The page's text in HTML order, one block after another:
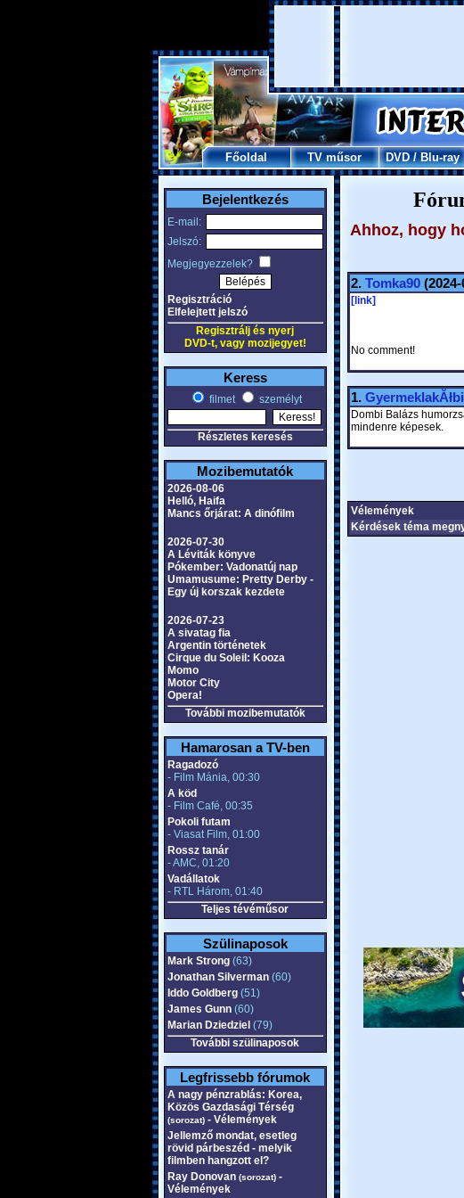
Főoldal TV műsor DVD/Blu-ray
Bejelentkezés
E-mail:
Jelszó:
Megjegyezzelek?
Regisztráció
Elfelejtett jelszó
Regisztrálj és nyerj
DVD-t, vagy mozijegyet!
Keress
filmet személyt
Részletes keresés
Mozibemutatók
2026-08-06
Helló, Haifa
Mancs őrjárat: A dinófilm
2026-07-30
A Léviták könyve
Pókember: Vadonatúj nap
Umamusume: Pretty Derby -
Egy új korszak kezdete
2026-07-23
A sivatag fia
Argentin történetek
Cirque du Soleil: Kooza
Momo
Motor City
Opera!
További mozibemutatók
Hamarosan a TV-ben
Ragadozó
- Film Mánia, 00:30
A köd
- Film Café, 00:35
Pokoli futam
- Viasat Film, 01:00
Rossz tanár
- AMC, 01:20
Vadállatok
- RTL Három, 01:40
Teljes tévéműsor
Szülinaposok
Mark Strong(63)
Jonathan Silverman(60)
Iddo Goldberg(51)
James Gunn(60)
Marian Dziedziel (79)
További szülinaposok
Legfrissebb fórumok
A nagy pénzrablás: Korea,
Közös Gazdasági Térség
(sorozat)- Vélemények
Jellemző mondat, esetleg
rövid párbeszéd - melyik
filmben hangzott el?
Ray Donovan (sorozat)-
Vélemények
Ahhoz, hogy
2. Tomka90(2024-
[link]
No comment!
1.
Dombi Balázs
mindenre képesek.
Vélemények
Kérdések téma